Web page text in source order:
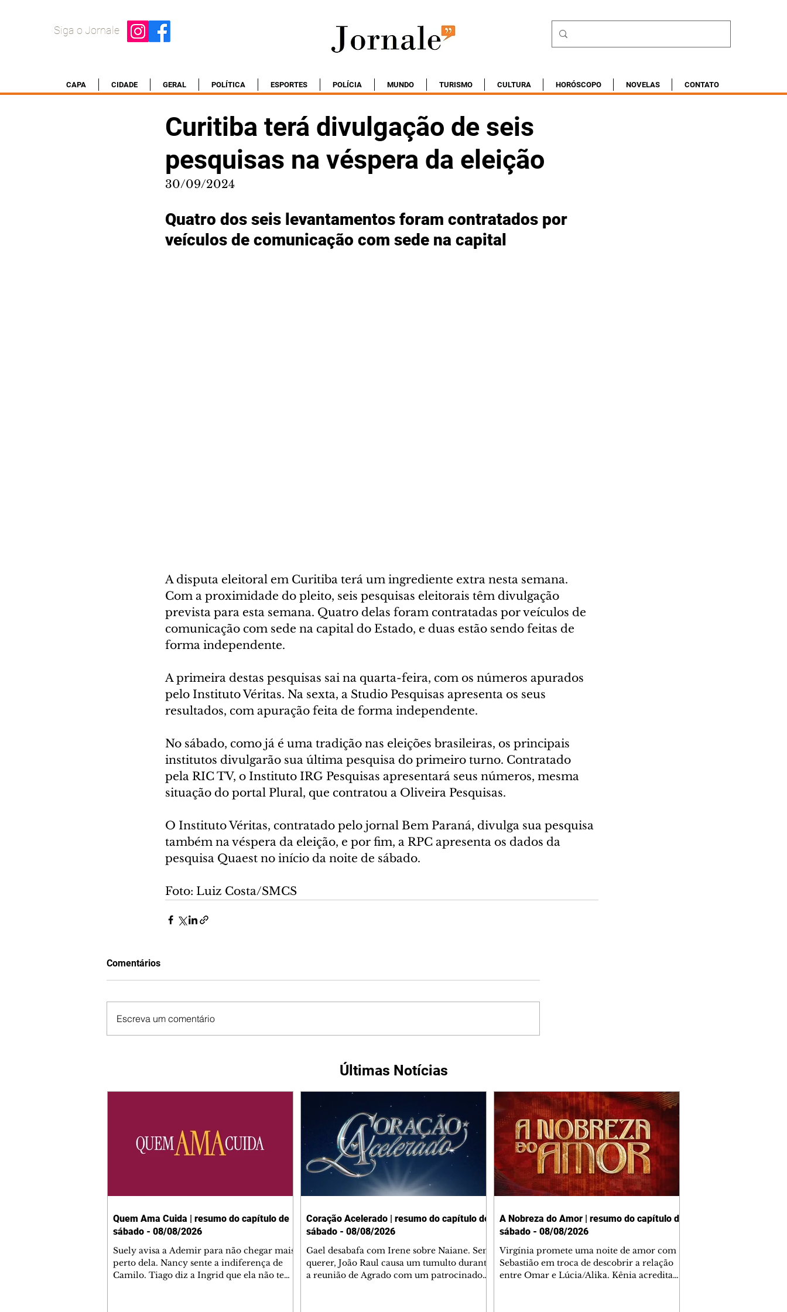
Siga o Jornale
CAPA CIDADE GERAL POLÍTICA ESPORTES POLÍCIA MUNDO TURISMO CULTURA HORÓSCOPO NOVELAS CONTATO
Curitiba terá divulgação de seis
pesquisas na véspera da eleição
30/09/2024
Quatro dos seis levantamentos foram contratados por
veículos de comunicação com sede na capital
A disputa eleitoral em Curitiba terá um ingrediente extra nesta semana.
Com a proximidade do pleito, seis pesquisas eleitorais têm divulgação
prevista para esta semana. Quatro delas foram contratadas por veículos de
comunicação com sede na capital do Estado, e duas estão sendo feitas de
forma independente.
A primeira destas pesquisas sai na quarta-feira, com os números apurados
pelo Instituto Véritas. Na sexta, a Studio Pesquisas apresenta os seus
resultados, com apuração feita de forma independente.
No sábado, como já é uma tradição nas eleições brasileiras, os principais
institutos divulgarão sua última pesquisa do primeiro turno. Contratado
pela RIC TV, o Instituto IRG Pesquisas apresentará seus números, mesma
situação do portal Plural, que contratou a Oliveira Pesquisas.
O Instituto Véritas, contratado pelo jornal Bem Paraná, divulga sua pesquisa
também na véspera da eleição, e por fim, a RPC apresenta os dados da
pesquisa Quaest no início da noite de sábado.
Foto: Luiz Costa/SMCS
Comentários
Escreva um comentário
Últimas Notícias
Quem Ama Cuida | resumo do capítulo de
sábado - 08/08/2026
Suely avisa a Ademir para não chegar mais
perto dela. Nancy sente a indiferença de
Camilo. Tiago diz a Ingrid que ela não tem
Coração Acelerado | resumo do capítulo de
sábado - 08/08/2026
Gael desabafa com Irene sobre Naiane. Sem
querer, João Raul causa um tumulto durante
a reunião de Agrado com um patrocinador.
A Nobreza do Amor | resumo do capítulo de
sábado - 08/08/2026
Virgínia promete uma noite de amor com
Sebastião em troca de descobrir a relação
entre Omar e Lúcia/Alika. Kênia acredita